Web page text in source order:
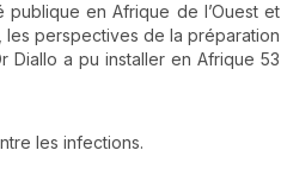
en Afrique de l’Ouest et
les perspectives de la préparation
Diallo a pu installer en Afrique 53
les infections.